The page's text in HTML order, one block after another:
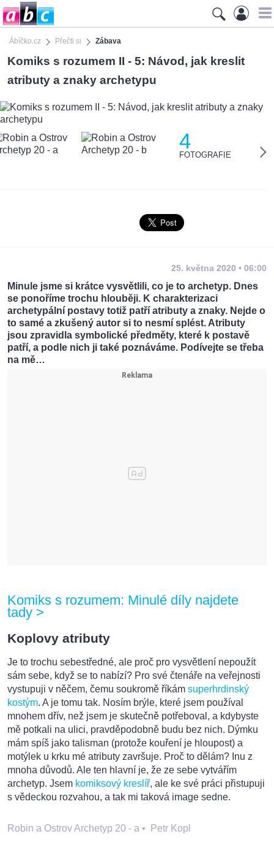
Ábíčko.cz Přečti si Zábava
Komiks s rozumem II - 5: Návod, jak kreslit
atributy a znaky archetypu
4
FOTOGRAFIE
25. května 2020 • 06:00
Minule jsme si krátce vysvětlili, co je to archetyp. Dnes
se ponoříme trochu hlouběji. K charakterizaci
archetypální postavy totiž patří atributy a znaky. Nejde o
to samé a zkušený autor si to nesmí splést. Atributy
jsou zpravidla symbolické předměty, které k postavě
patří, a podle nich ji také poznáváme. Podívejte se třeba
na mě…
Komiks s rozumem: Minulé díly najdete
tady >
Koplovy atributy
Je to trochu sebestředné, ale proč pro vysvětlení nepoužít
sám sebe, když se to nabízí? Pro své čtenáře na veřejnosti
vystupuji v něčem, čemu soukromě říkám superhrdinský
kostým. A je tomu tak. Nosím brýle, které jsem používal
mnohem dřív, než jsem je skutečně potřeboval, a kdybyste
mě potkali na ulici, pravděpodobně budu bez nich. Dýmku
mám spíš jako talisman (protože kouření je hloupost) a
motýlek u krku mé atributy završuje. Proč to dělám? Inu z
mnoha důvodů. Ale ten hlavní je, že ze sebe vytvářím
archetyp. Jsem komiksový kreslíř, ale ke své práci přistupuji
s vědeckou rozvahou, a tak mi taková image sedne.
Robin a Ostrov Archetyp 20 - a • Petr Kopl